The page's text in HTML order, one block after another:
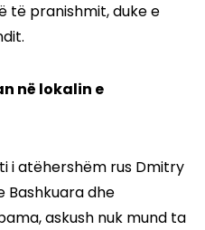
të pranishmit, duke e
në lokalin e
i atëhershëm rus Dmitry
Bashkuara dhe
askush nuk mund ta